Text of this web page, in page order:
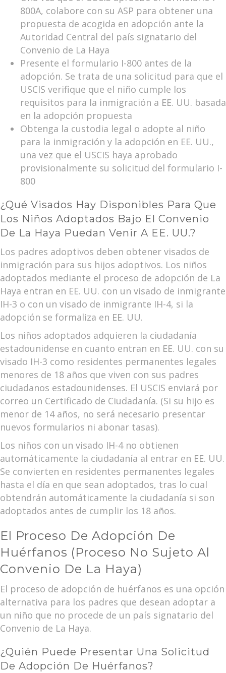
800A, colabore con su ASP para obtener una
propuesta de acogida en adopción ante la
Autoridad Central del país signatario del
Convenio de La Haya
Presente el formulario I-800 antes de la
adopción. Se trata de una solicitud para que el
USCIS verifique que el niño cumple los
requisitos para la inmigración a EE. UU. basada
en la adopción propuesta
Obtenga la custodia legal o adopte al niño
para la inmigración y la adopción en EE. UU.,
una vez que el USCIS haya aprobado
provisionalmente su solicitud del formulario I-
800
¿Qué Visados Hay Disponibles Para Que
Los Niños Adoptados Bajo El Convenio
De La Haya Puedan Venir A EE. UU.?
Los padres adoptivos deben obtener visados de
inmigración para sus hijos adoptivos. Los niños
adoptados mediante el proceso de adopción de La
Haya entran en EE. UU. con un visado de inmigrante
IH-3 o con un visado de inmigrante IH-4, si la
adopción se formaliza en EE. UU.
Los niños adoptados adquieren la ciudadanía
estadounidense en cuanto entran en EE. UU. con su
visado IH-3 como residentes permanentes legales
menores de 18 años que viven con sus padres
ciudadanos estadounidenses. El USCIS enviará por
correo un Certificado de Ciudadanía. (Si su hijo es
menor de 14 años, no será necesario presentar
nuevos formularios ni abonar tasas).
Los niños con un visado IH-4 no obtienen
automáticamente la ciudadanía al entrar en EE. UU.
Se convierten en residentes permanentes legales
hasta el día en que sean adoptados, tras lo cual
obtendrán automáticamente la ciudadanía si son
adoptados antes de cumplir los 18 años.
El Proceso De Adopción De
Huérfanos (proceso No Sujeto Al
Convenio De La Haya)
El proceso de adopción de huérfanos es una opción
alternativa para los padres que desean adoptar a
un niño que no procede de un país signatario del
Convenio de La Haya.
¿Quién Puede Presentar Una Solicitud
De Adopción De Huérfanos?